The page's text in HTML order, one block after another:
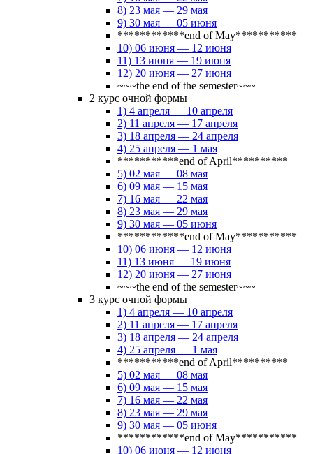
8) 23 мая — 29 мая
9) 30 мая — 05 июня
************end of May***********
10) 06 июня — 12 июня
11) 13 июня — 19 июня
12) 20 июня — 27 июня
~~~the end of the semester~~~
2 курс очной формы
1) 4 апреля — 10 апреля
2) 11 апреля — 17 апреля
3) 18 апреля — 24 апреля
4) 25 апреля — 1 мая
***********end of April**********
5) 02 мая — 08 мая
6) 09 мая — 15 мая
7) 16 мая — 22 мая
8) 23 мая — 29 мая
9) 30 мая — 05 июня
************end of May***********
10) 06 июня — 12 июня
11) 13 июня — 19 июня
12) 20 июня — 27 июня
~~~the end of the semester~~~
3 курс очной формы
1) 4 апреля — 10 апреля
2) 11 апреля — 17 апреля
3) 18 апреля — 24 апреля
4) 25 апреля — 1 мая
***********end of April**********
5) 02 мая — 08 мая
6) 09 мая — 15 мая
7) 16 мая — 22 мая
8) 23 мая — 29 мая
9) 30 мая — 05 июня
************end of May***********
10) 06 июня — 12 июня